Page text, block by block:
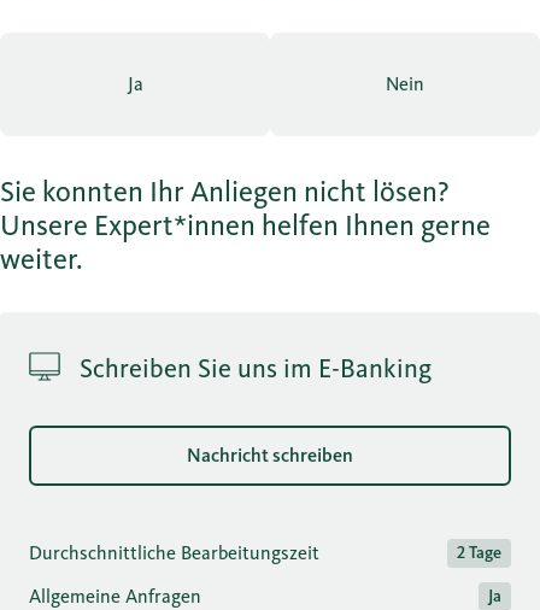
Ja Nein
Sie konnten Ihr Anliegen nicht lösen?
Unsere Expert*innen helfen Ihnen gerne
weiter.
Schreiben Sie uns im E-Banking
Nachricht schreiben
Durchschnittliche Bearbeitungszeit 2 Tage
Allgemeine Anfragen Ja